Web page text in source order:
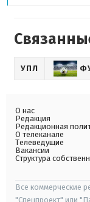
УПЛ
О нас
Редакция
Редакционная
О телеканале
Телеведущие
Вакансии
Структура
Все коммерческие
"Спецпроект" или